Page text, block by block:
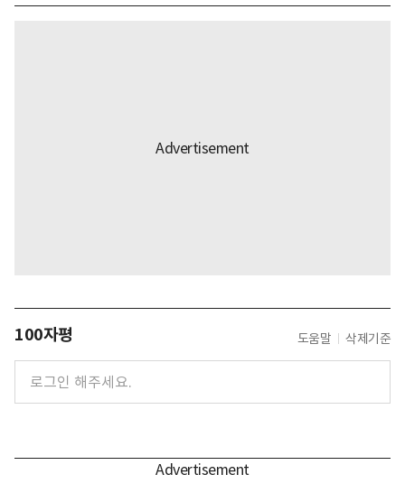
100자평 도움말 삭제기준